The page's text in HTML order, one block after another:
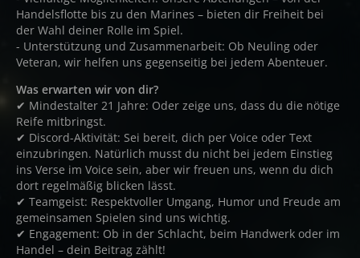
Handelsflotte bis zu den Marines – bieten dir Freiheit bei
der Wahl deiner Rolle im Spiel.
- Unterstützung und Zusammenarbeit: Ob Neuling oder
Veteran, wir helfen uns gegenseitig bei jedem Abenteuer.
Was erwarten wir von dir?
✔ Mindestalter 21 Jahre: Oder zeige uns, dass du die nötige
Reife mitbringst.
✔ Discord-Aktivität: Sei bereit, dich per Voice oder Text
einzubringen. Natürlich musst du nicht bei jedem Einstieg
ins Verse im Voice sein, aber wir freuen uns, wenn du dich
dort regelmäßig blicken lässt.
✔ Teamgeist: Respektvoller Umgang, Humor und Freude am
gemeinsamen Spielen sind uns wichtig.
✔ Engagement: Ob in der Schlacht, beim Handwerk oder im
Handel – dein Beitrag zählt!